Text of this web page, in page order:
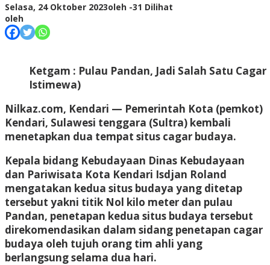
Selasa, 24 Oktober 2023oleh -31 Dilihat
oleh
Ketgam : Pulau Pandan, Jadi Salah Satu
Istimewa)
Nilkaz.com, Kendari — Pemerintah Kota (pemkot)
Kendari, Sulawesi tenggara (Sultra) kembali
menetapkan dua tempat situs cagar budaya.
Kepala bidang Kebudayaan Dinas Kebudayaan
dan Pariwisata Kota Kendari Isdjan Roland
mengatakan kedua situs budaya yang ditetap
tersebut yakni titik Nol kilo meter dan pulau
Pandan, penetapan kedua situs budaya tersebut
direkomendasikan dalam sidang penetapan cagar
budaya oleh tujuh orang tim ahli yang
berlangsung selama dua hari.